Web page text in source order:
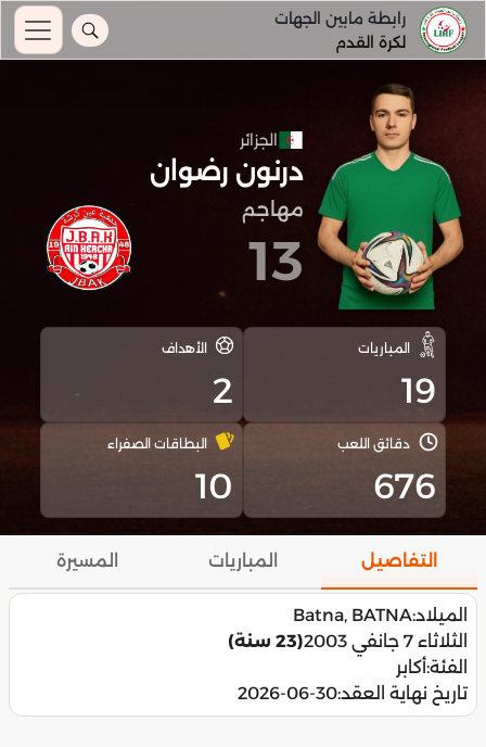
رابطة مابين الجهات
لكرة القدم
الجزائر
درنون رضوان
مهاجم
13
المباريات
19
الأهداف
2
دقائق اللعب
676
البطاقات الصفراء
10
التفاصيل المباريات المسيرة
الميلاد:Batna, BATNA
الثلاثاء 7 جانفي 2003
(23 سنة)
الفئة:أكابر
تاريخ نهاية العقد:2026-06-30